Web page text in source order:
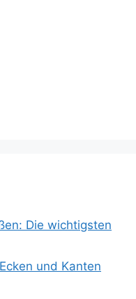
Die wichtigsten
und Kanten